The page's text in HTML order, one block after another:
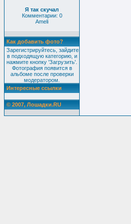
Я так скучал
Комментарии: 0
Ameli
Как добавить фото?
Зарегистрируйтесь, зайдите
в подходящую категорию, и
нажмите кнопку 'Загрузить'.
Фотография появится в
альбоме после проверки
модератором.
Интересные ссылки
© 2007, Лошадки.RU